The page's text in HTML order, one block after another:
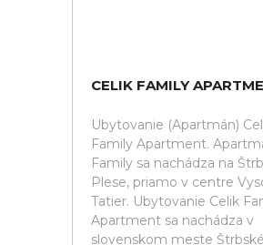
CELIK FAMILY
Ubytovanie (Apartmán)
Family Apartment.
Family sa nachádza na
Plese, priamo v centre
Tatier. Ubytovanie Celik
Apartment sa nachádza v
slovenskom meste